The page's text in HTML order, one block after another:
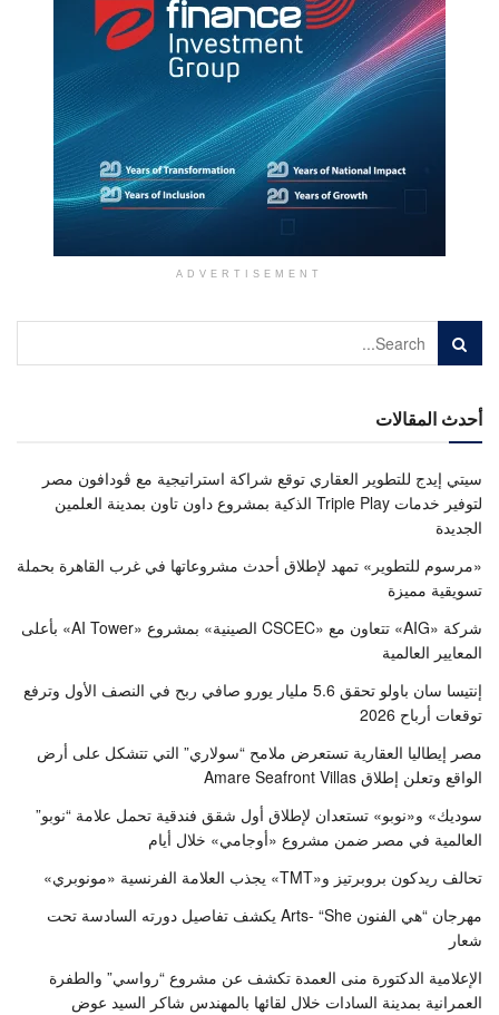
ADVERTISEMENT
أحدث المقالات
سيتي إيدج للتطوير العقاري توقع شراكة استراتيجية مع ڤودافون مصر
لتوفير خدمات Triple Play الذكية بمشروع داون تاون بمدينة العلمين
الجديدة
«مرسوم للتطوير» تمهد لإطلاق أحدث مشروعاتها في غرب القاهرة بحملة
تسويقية مميزة
شركة «AIG» تتعاون مع «CSCEC الصينية» بمشروع «AI Tower» بأعلى
المعايير العالمية
إنتيسا سان باولو تحقق 5.6 مليار يورو صافي ربح في النصف الأول وترفع
توقعات أرباح 2026
مصر إيطاليا العقارية تستعرض ملامح “سولاري” التي تتشكل على أرض
الواقع وتعلن إطلاق Amare Seafront Villas
سوديك» و«نوبو» تستعدان لإطلاق أول شقق فندقية تحمل علامة “نوبو”
العالمية في مصر ضمن مشروع «أوجامي» خلال أيام
تحالف ريدكون بروبرتيز و«TMT» يجذب العلامة الفرنسية «مونوبري»
مهرجان “هي الفنون Arts- “She يكشف تفاصيل دورته السادسة تحت
شعار
الإعلامية الدكتورة منى العمدة تكشف عن مشروع “رواسي” والطفرة
العمرانية بمدينة السادات خلال لقائها بالمهندس شاكر السيد عوض